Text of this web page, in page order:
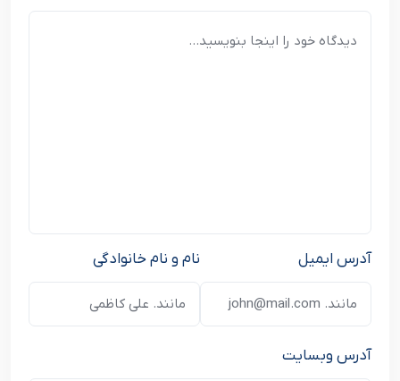
نام و نام خانوادگی آدرس ایمیل
آدرس وبسایت